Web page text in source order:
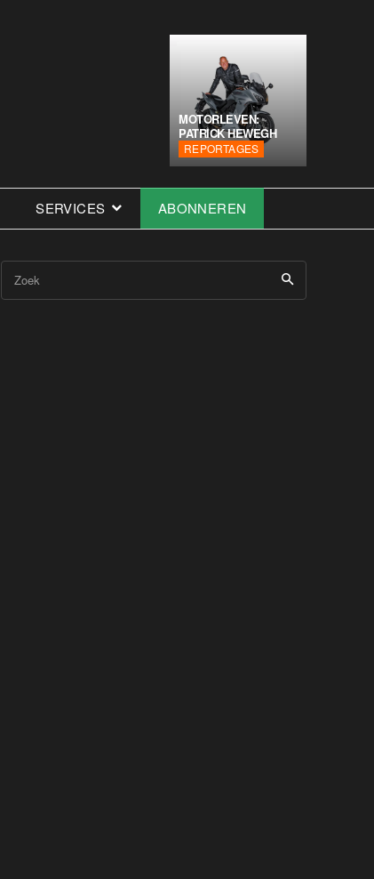
MOTORLEVEN:
PATRICK HEWEGH
REPORTAGES
SERVICES ABONNEREN
Zoek